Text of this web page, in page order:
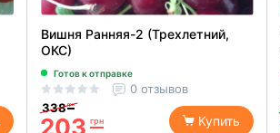
Вишня Ранняя-2 (Трехлетний,
ОКС)
Готов к отправке
0 отзывов
338 грн
203 грн Купить